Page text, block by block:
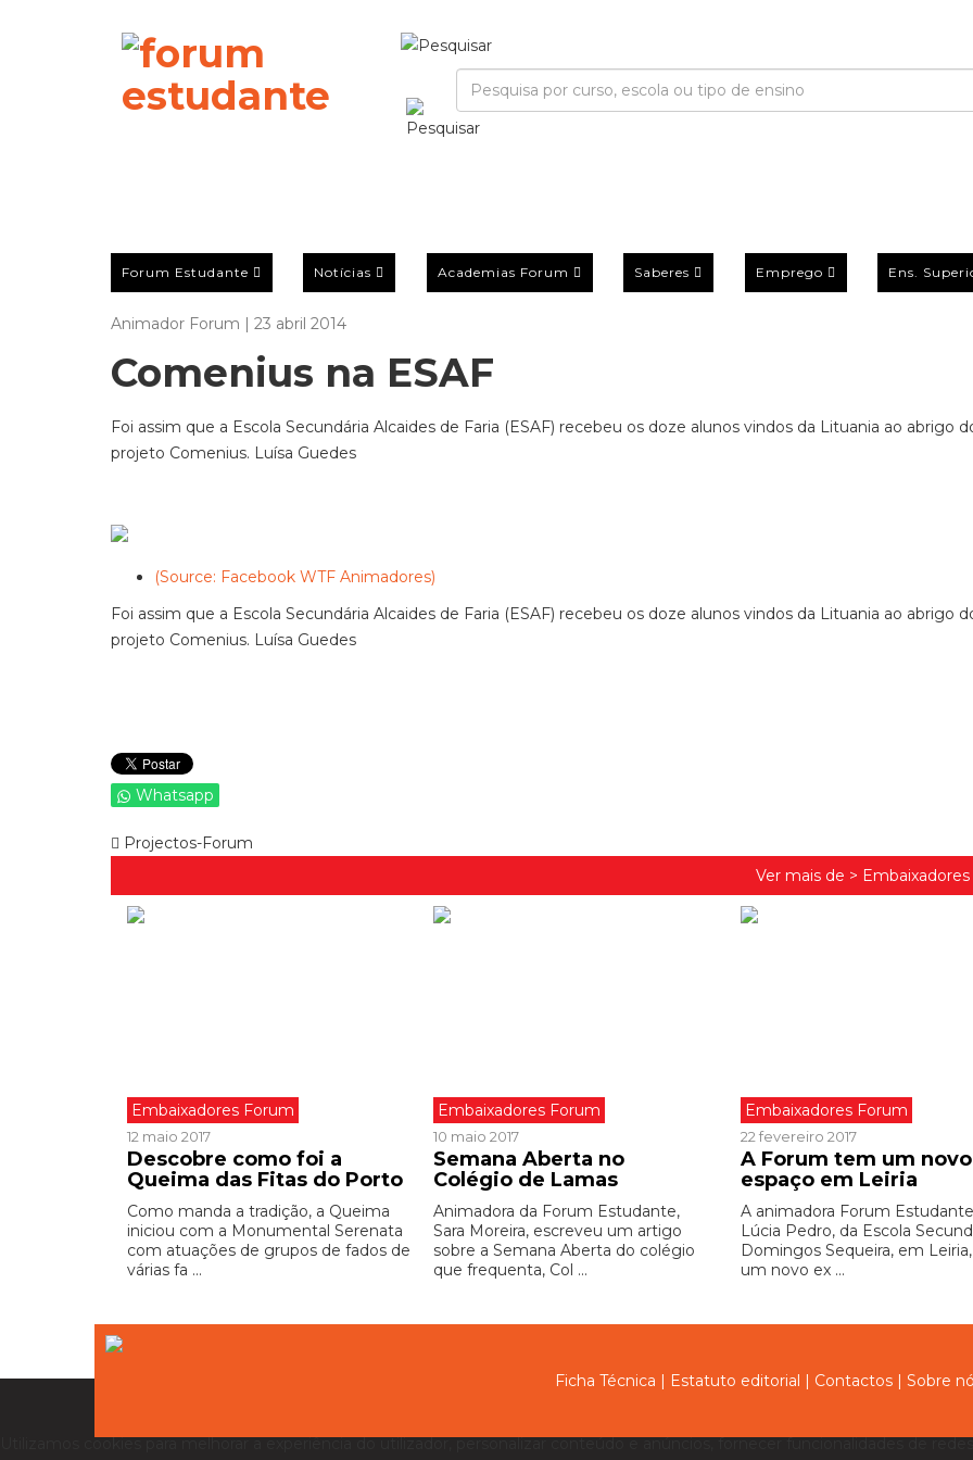
Forum Estudante Notícias Academias Forum Saberes Emprego Ens.
Animador Forum | 23 abril 2014
Comenius na ESAF
Foi assim que a Escola Secundária Alcaides de Faria (ESAF) recebeu os doze alunos vindos da Lituania ao abrigo
projeto Comenius. Luísa Guedes
(Source: Facebook WTF Animadores)
Foi assim que a Escola Secundária Alcaides de Faria (ESAF) recebeu os doze alunos vindos da Lituania ao abrigo
projeto Comenius. Luísa Guedes
Whatsapp
Projectos-Forum
Ver mais de >
Embaixadores Forum
12 maio 2017
Descobre como foi a
Queima das Fitas do Porto
Como manda a tradição, a Queima
iniciou com a Monumental Serenata
com atuações de grupos de fados de
várias fa ...
Embaixadores Forum
10 maio 2017
Semana Aberta no
Colégio de Lamas
Animadora da Forum Estudante,
Sara Moreira, escreveu um artigo
sobre a Semana Aberta do colégio
que frequenta, Col ...
Embaixadores Forum
22 fevereiro 2017
A Forum tem um novo
espaço em Leiria
A animadora Forum
Lúcia Pedro, da Escola
Domingos Sequeira, em
um novo ex ...
Ficha Técnica | Estatuto editorial | Contactos | Sobre
Utilizamos cookies para melhorar a experiência do utilizador, personalizar conteúdo e anúncios, fornecer funcionalidades de